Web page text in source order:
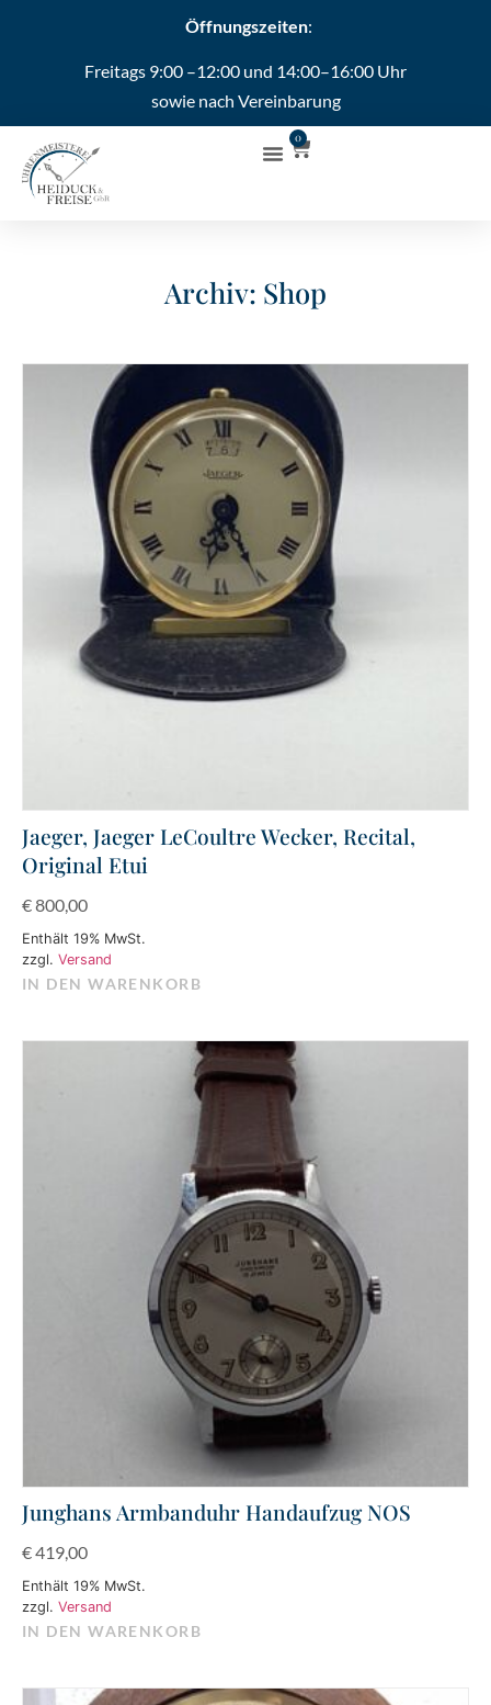
Öffnungszeiten:
Freitags 9:00 –12:00 und 14:00–16:00 Uhr
sowie nach Vereinbarung
0
Archiv: Shop
Jaeger, Jaeger LeCoultre Wecker, Recital,
Original Etui
€800,00
Enthält 19% MwSt.
zzgl. Versand
IN DEN WARENKORB
Junghans Armbanduhr Handaufzug NOS
€419,00
Enthält 19% MwSt.
zzgl. Versand
IN DEN WARENKORB